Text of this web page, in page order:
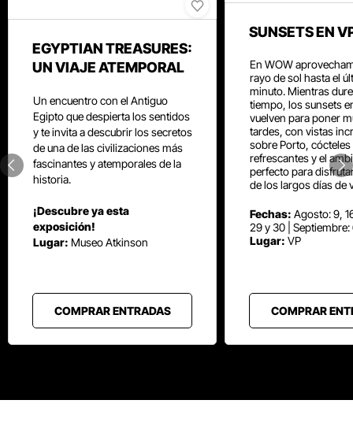
EGYPTIAN TREASURES:
UN VIAJE ATEMPORAL
Un encuentro con el Antiguo
Egipto que despierta los sentidos
y te invita a descubrir los secretos
de una de las civilizaciones más
fascinantes y atemporales de la
historia.
¡Descubre ya esta
exposición!
Lugar: Museo Atkinson
COMPRAR ENTRADAS
SUNSETS EN
En WOW
rayo de sol hasta el
minuto. Mientras
tiempo, los sunsets
vuelven para poner
tardes, con vistas
sobre Porto, cócteles
refrescantes y el
perfecto para
de los largos días de
Fechas: Agosto: 9,
29 y 30 |
Lugar: VP
COMPRAR